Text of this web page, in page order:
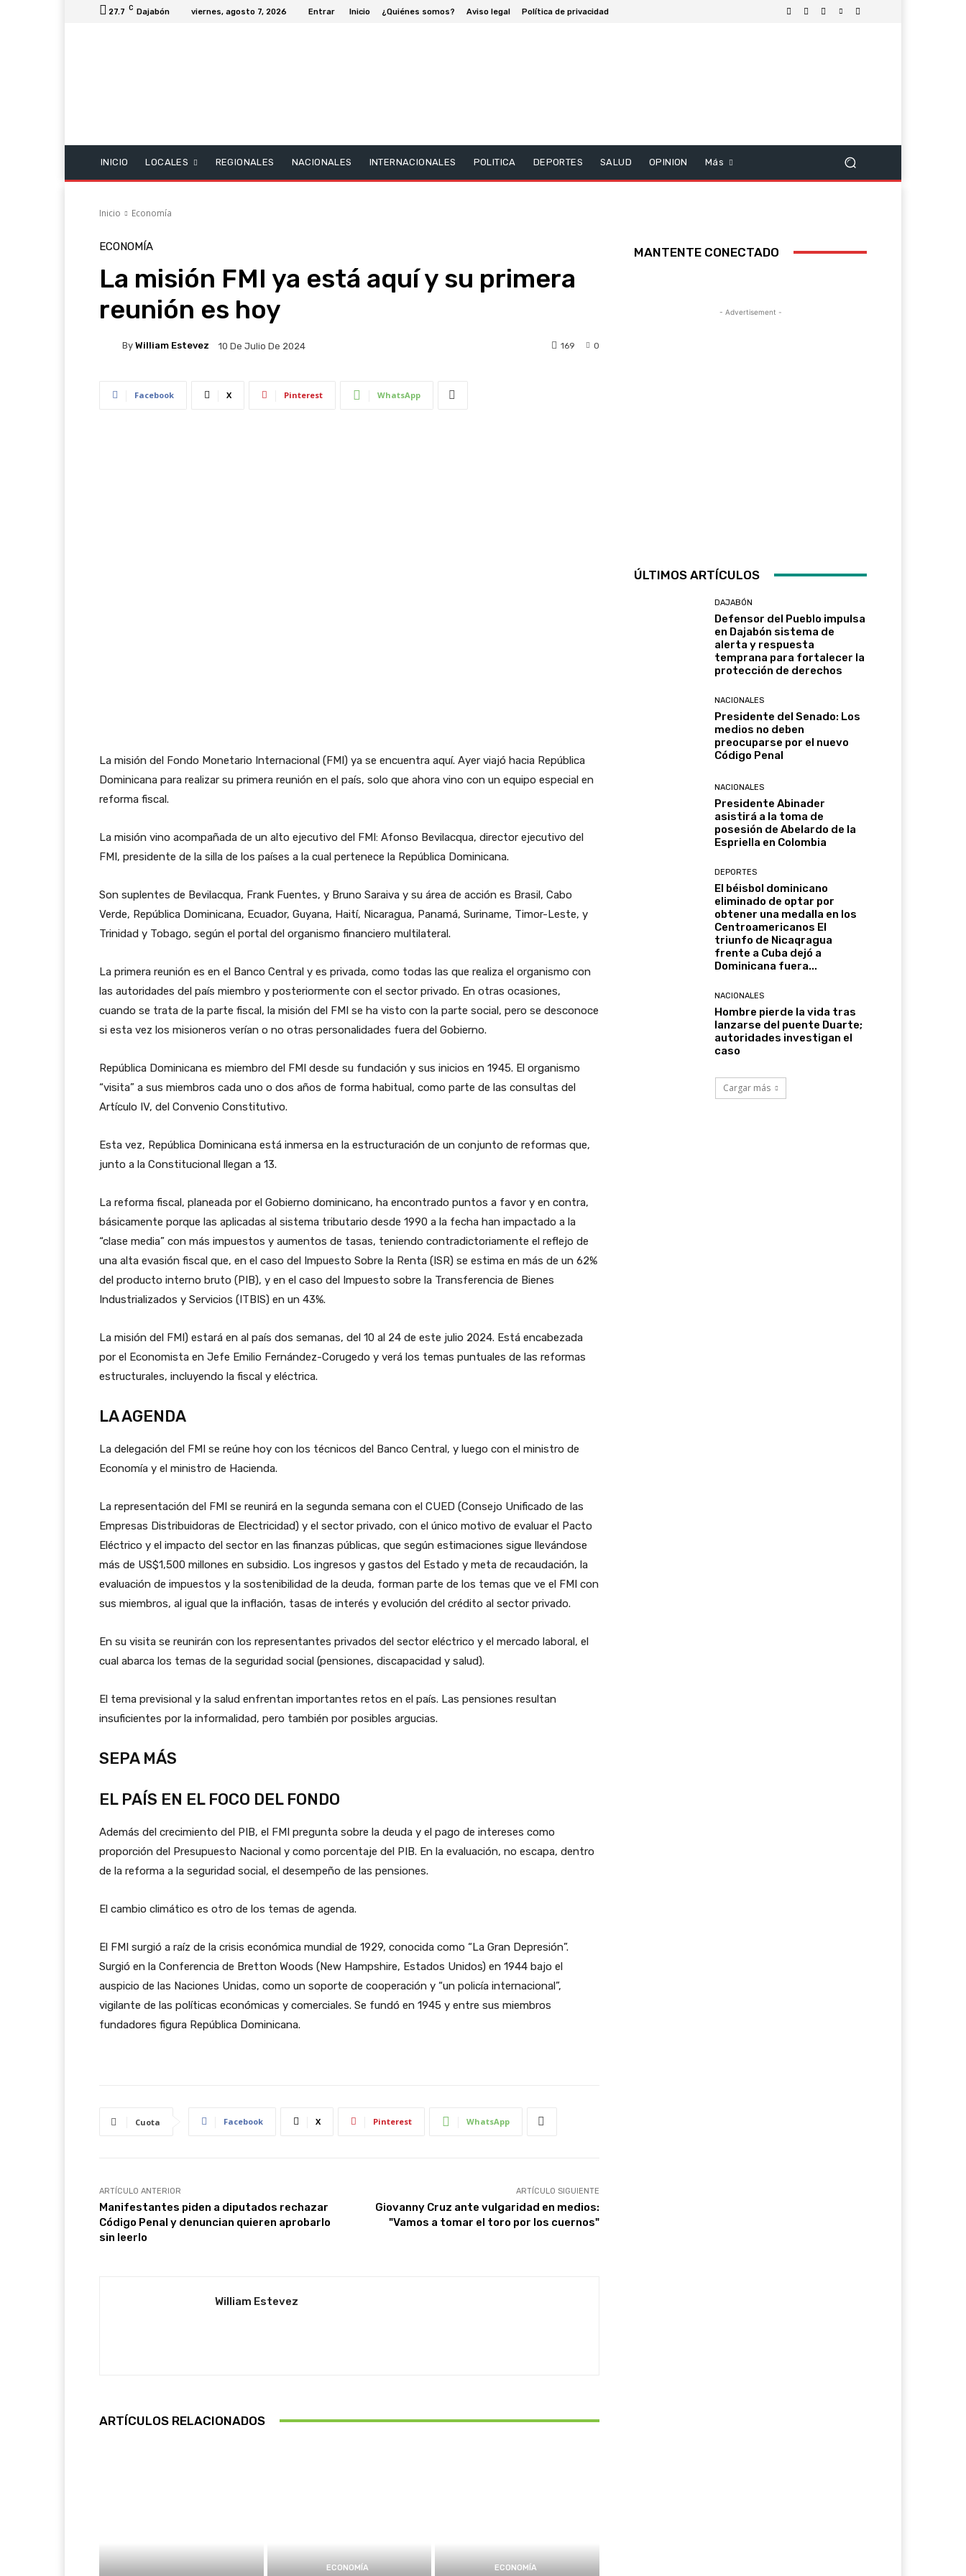
27.7 C Dajabón viernes, agosto 7, 2026 Entrar Inicio ¿Quiénes somos? Aviso legal Política de privacidad
INICIO LOCALES REGIONALES NACIONALES INTERNACIONALES POLITICA DEPORTES SALUD OPINION Más
Inicio Economía
ECONOMÍA
La misión FMI ya está aquí y su primera
reunión es hoy
By William Estevez 10 De Julio De 2024 0
169
Facebook X Pinterest WhatsApp
La misión del Fondo Monetario Internacional (FMI) ya se encuentra aquí. Ayer viajó hacia República
Dominicana para realizar su primera reunión en el país, solo que ahora vino con un equipo especial en
reforma fiscal.
La misión vino acompañada de un alto ejecutivo del FMI: Afonso Bevilacqua, director ejecutivo del
FMI, presidente de la silla de los países a la cual pertenece la República Dominicana.
Son suplentes de Bevilacqua, Frank Fuentes, y Bruno Saraiva y su área de acción es Brasil, Cabo
Verde, República Dominicana, Ecuador, Guyana, Haití, Nicaragua, Panamá, Suriname, Timor-Leste, y
Trinidad y Tobago, según el portal del organismo financiero multilateral.
La primera reunión es en el Banco Central y es privada, como todas las que realiza el organismo con
las autoridades del país miembro y posteriormente con el sector privado. En otras ocasiones,
cuando se trata de la parte fiscal, la misión del FMI se ha visto con la parte social, pero se desconoce
si esta vez los misioneros verían o no otras personalidades fuera del Gobierno.
República Dominicana es miembro del FMI desde su fundación y sus inicios en 1945. El organismo
“visita” a sus miembros cada uno o dos años de forma habitual, como parte de las consultas del
Artículo IV, del Convenio Constitutivo.
Esta vez, República Dominicana está inmersa en la estructuración de un conjunto de reformas que,
junto a la Constitucional llegan a 13.
La reforma fiscal, planeada por el Gobierno dominicano, ha encontrado puntos a favor y en contra,
básicamente porque las aplicadas al sistema tributario desde 1990 a la fecha han impactado a la
“clase media” con más impuestos y aumentos de tasas, teniendo contradictoriamente el reflejo de
una alta evasión fiscal que, en el caso del Impuesto Sobre la Renta (ISR) se estima en más de un 62%
del producto interno bruto (PIB), y en el caso del Impuesto sobre la Transferencia de Bienes
Industrializados y Servicios (ITBIS) en un 43%.
La misión del FMI) estará en al país dos semanas, del 10 al 24 de este julio 2024. Está encabezada
por el Economista en Jefe Emilio Fernández-Corugedo y verá los temas puntuales de las reformas
estructurales, incluyendo la fiscal y eléctrica.
LA AGENDA
La delegación del FMI se reúne hoy con los técnicos del Banco Central, y luego con el ministro de
Economía y el ministro de Hacienda.
La representación del FMI se reunirá en la segunda semana con el CUED (Consejo Unificado de las
Empresas Distribuidoras de Electricidad) y el sector privado, con el único motivo de evaluar el Pacto
Eléctrico y el impacto del sector en las finanzas públicas, que según estimaciones sigue llevándose
más de US$1,500 millones en subsidio. Los ingresos y gastos del Estado y meta de recaudación, la
evaluación de impuestos y la sostenibilidad de la deuda, forman parte de los temas que ve el FMI con
sus miembros, al igual que la inflación, tasas de interés y evolución del crédito al sector privado.
En su visita se reunirán con los representantes privados del sector eléctrico y el mercado laboral, el
cual abarca los temas de la seguridad social (pensiones, discapacidad y salud).
El tema previsional y la salud enfrentan importantes retos en el país. Las pensiones resultan
insuficientes por la informalidad, pero también por posibles argucias.
SEPA MÁS
EL PAÍS EN EL FOCO DEL FONDO
Además del crecimiento del PIB, el FMI pregunta sobre la deuda y el pago de intereses como
proporción del Presupuesto Nacional y como porcentaje del PIB. En la evaluación, no escapa, dentro
de la reforma a la seguridad social, el desempeño de las pensiones.
El cambio climático es otro de los temas de agenda.
El FMI surgió a raíz de la crisis económica mundial de 1929, conocida como “La Gran Depresión”.
Surgió en la Conferencia de Bretton Woods (New Hampshire, Estados Unidos) en 1944 bajo el
auspicio de las Naciones Unidas, como un soporte de cooperación y “un policía internacional”,
vigilante de las políticas económicas y comerciales. Se fundó en 1945 y entre sus miembros
fundadores figura República Dominicana.
Cuota Facebook X Pinterest WhatsApp
ARTÍCULO ANTERIOR
Manifestantes piden a diputados rechazar
Código Penal y denuncian quieren aprobarlo
sin leerlo
ARTÍCULO SIGUIENTE
Giovanny Cruz ante vulgaridad en medios:
"Vamos a tomar el toro por los cuernos"
William Estevez
ARTÍCULOS RELACIONADOS
ECONOMÍA ECONOMÍA
MANTENTE CONECTADO
- Advertisement -
ÚLTIMOS ARTÍCULOS
DAJABÓN
Defensor del Pueblo impulsa
en Dajabón sistema de
alerta y respuesta
temprana para fortalecer la
protección de derechos
NACIONALES
Presidente del Senado: Los
medios no deben
preocuparse por el nuevo
Código Penal
NACIONALES
Presidente Abinader
asistirá a la toma de
posesión de Abelardo de la
Espriella en Colombia
DEPORTES
El béisbol dominicano
eliminado de optar por
obtener una medalla en los
Centroamericanos El
triunfo de Nicaqragua
frente a Cuba dejó a
Dominicana fuera...
NACIONALES
Hombre pierde la vida tras
lanzarse del puente Duarte;
autoridades investigan el
caso
Cargar más